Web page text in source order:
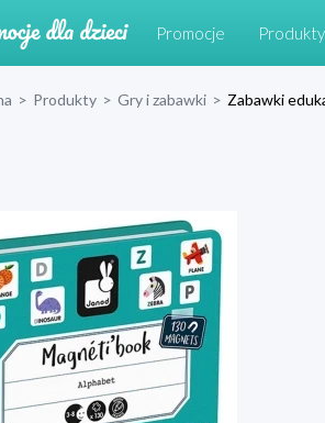
Promocje Produkty
> Produkty > Gry i zabawki > Zabawki